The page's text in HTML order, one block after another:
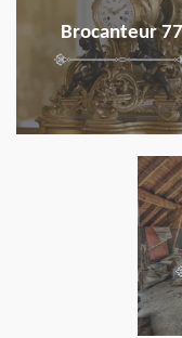
Brocanteur 77